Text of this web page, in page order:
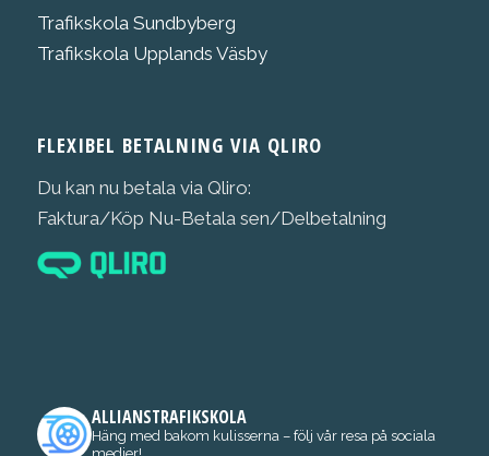
Trafikskola Sundbyberg
Trafikskola Upplands Väsby
FLEXIBEL BETALNING VIA QLIRO
Du kan nu betala via Qliro:
Faktura/Köp Nu-Betala sen/Delbetalning
ALLIANSTRAFIKSKOLA
Häng med bakom kulisserna – följ vår resa på sociala